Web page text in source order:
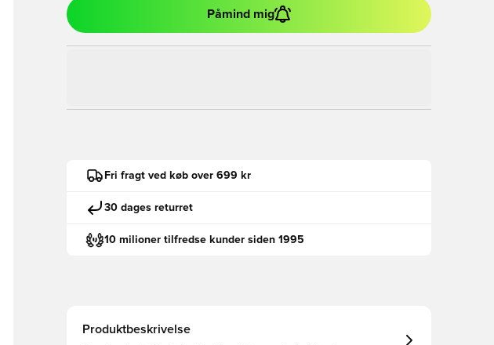
Påmind mig
Fri fragt ved køb over 699 kr
30 dages returret
10 milioner tilfredse kunder siden 1995
Produktbeskrivelse